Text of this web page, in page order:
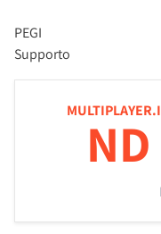
PEGI
Supporto
ND